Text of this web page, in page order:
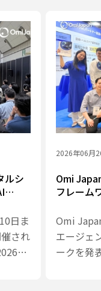
ルシ
日ま
され
」
2026年06月
Omi
フレーム
「
Omi
エージェ
ークを発